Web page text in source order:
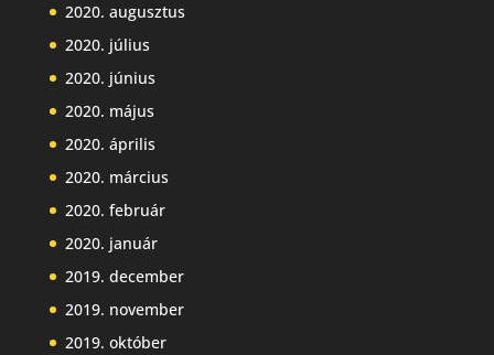
2020. augusztus
2020. július
2020. június
2020. május
2020. április
2020. március
2020. február
2020. január
2019. december
2019. november
2019. október